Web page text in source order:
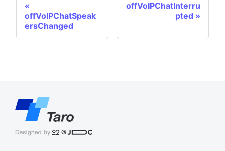
offVoIPChatSpeak
ersChanged
offVoIPChatInterru
pted